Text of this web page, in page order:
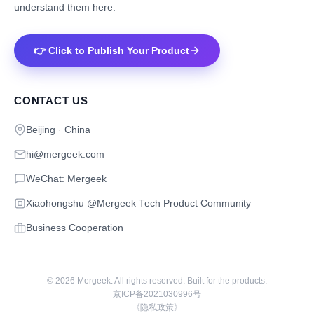
understand them here.
👉 Click to Publish Your Product
CONTACT US
Beijing · China
hi@mergeek.com
WeChat: Mergeek
Xiaohongshu @Mergeek Tech Product Community
Business Cooperation
© 2026 Mergeek. All rights reserved. Built for the products.
京ICP备2021030996号
《隐私政策》